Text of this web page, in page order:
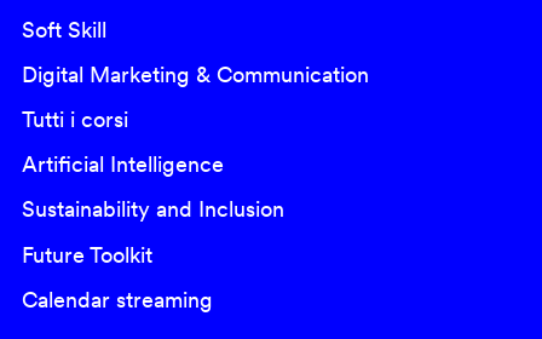
Soft Skill
Digital Marketing & Communication
Tutti i corsi
Artificial Intelligence
Sustainability and Inclusion
Future Toolkit
Calendar streaming